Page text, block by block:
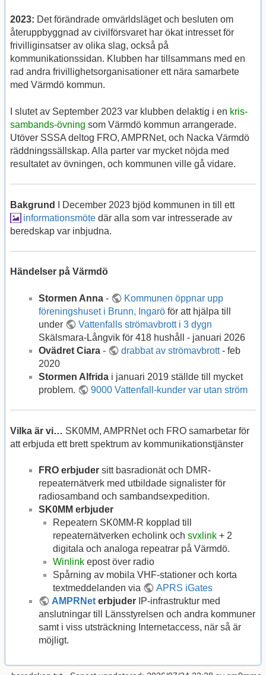
2023: Det förändrade omvärldsläget och besluten om
återuppbyggnad av civilförsvaret har ökat intresset för
frivilliginsatser av olika slag, också på
kommunikationssidan. Klubben har tillsammans med en
rad andra frivillighetsorganisationer ett nära samarbete
med Värmdö kommun.
I slutet av September 2023 var klubben delaktig i en kris-
sambands-övning som Värmdö kommun arrangerade.
Utöver SSSA deltog FRO, AMPRNet, och Nacka Värmdö
räddningssällskap. Alla parter var mycket nöjda med
resultatet av övningen, och kommunen ville gå vidare.
Bakgrund
I December 2023 bjöd kommunen in till ett
informationsmöte där alla som var intresserade av
beredskap var inbjudna.
Händelser på Värmdö
Stormen Anna -
Kommunen öppnar upp
föreningshuset i Brunn, Ingarö för att hjälpa till
under
Vattenfalls strömavbrott i 3 dygn
Skälsmara-Långvik för 418 hushåll - januari 2026
Ovädret Ciara - drabbat av strömavbrott- feb
2020
Stormen Alfrida i januari 2019 ställde till mycket
problem.
9000 Vattenfall-kunder var utan ström
Vilka är vi… SK0MM, AMPRNet och FRO samarbetar för
att erbjuda ett brett spektrum av kommunikationstjänster
FRO erbjuder sitt basradionät och DMR-
repeaternätverk med utbildade signalister för
radiosamband och sambandsexpedition.
SK0MM erbjuder
Repeatern SK0MM-R kopplad till
repeaternätverken echolink och svxlink + 2
digitala och analoga repeatrar på Värmdö.
Winlink epost över radio
Spårning av mobila VHF-stationer och korta
textmeddelanden via
APRS iGates
AMPRNet erbjuder IP-infrastruktur med
anslutningar till Länsstyrelsen och andra kommuner
samt i viss utsträckning Internetaccess, när så är
möjligt.